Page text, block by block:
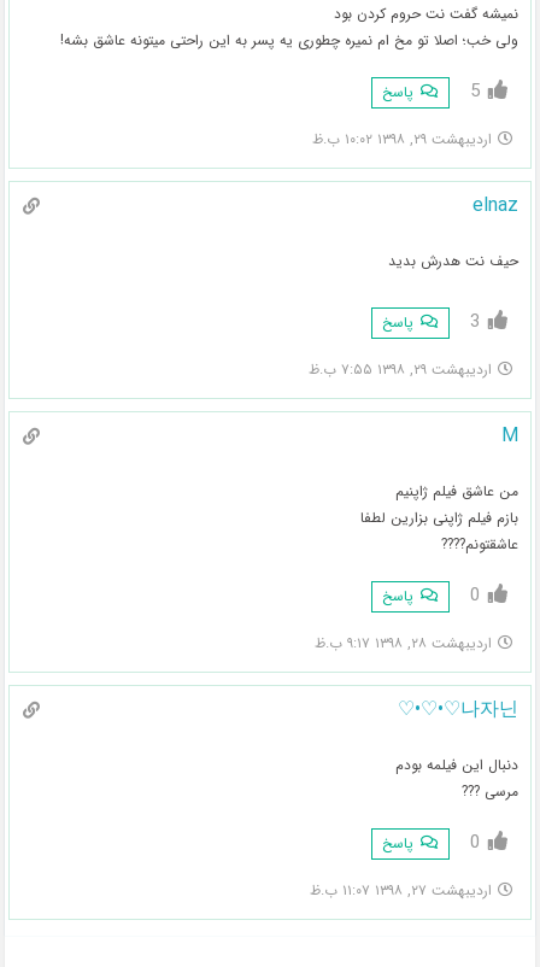
نمیشه گفت نت حروم کردن بود
ولی خب؛ اصلا تو مخ ام نمیره چطوری یه پسر به این راحتی میتونه عاشق بشه!
5 پاسخ
اردیبهشت ۲۹, ۱۳۹۸ ۱۰:۰۲ ب.ظ
elnaz
حیف نت هدرش بدید
3 پاسخ
اردیبهشت ۲۹, ۱۳۹۸ ۷:۵۵ ب.ظ
M
من عاشق فیلم ژاپنیم
بازم فیلم ژاپنی بزارین لطفا
عاشقتونم????
0 پاسخ
اردیبهشت ۲۸, ۱۳۹۸ ۹:۱۷ ب.ظ
나자닌♡•♡•♡
دنبال این فیلمه بودم
مرسی ???
0 پاسخ
اردیبهشت ۲۷, ۱۳۹۸ ۱۱:۰۷ ب.ظ